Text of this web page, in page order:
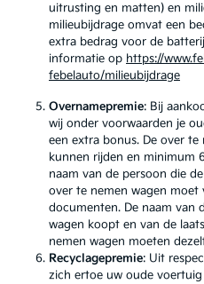
uitrusting en matten) en
milieubijdrage omvat een
extra bedrag voor de
informatie op https://
febelauto/milieubijdrage
Overnamepremie: Bij
wij onder voorwaarden je
een extra bonus. De over
kunnen rijden en minimum
naam van de persoon die
over te nemen wagen
documenten. De naam van
wagen koopt en van de
nemen wagen moeten
Recyclagepremie: Uit
zich ertoe uw oude